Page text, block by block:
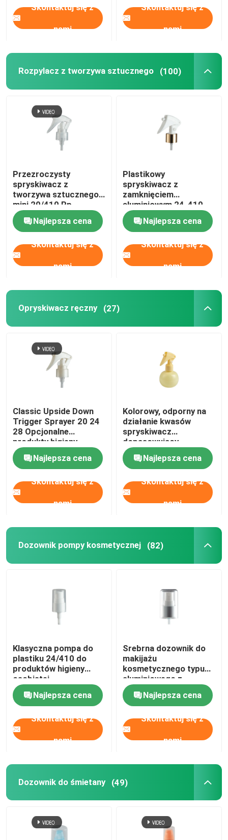
Produkty
O nas
Wycieczka po fabryce
Aktualności
Opryskiwacz ręczny
Dozownik pompy kosmetycznej
Dozownik do śmietany
Trigger Pump Sprayer
Perfumy Pump Sprayer
Pompa z tworzywa sztucznego balsamu
Skontaktuj się z
nami
Skontaktuj się z
nami
Rozpylacz z tworzywa sztucznego (100)
Przezroczysty
spryskiwacz z
tworzywa sztucznego
mini 20/410 Pp
Surowiec
Najlepsza cena
Skontaktuj się z
nami
Plastikowy
spryskiwacz z
zamknięciem
aluminiowym 24-410
do pakowania
kosmetyków
Najlepsza cena
Skontaktuj się z
nami
Opryskiwacz ręczny (27)
Classic Upside Down
Trigger Sprayer 20 24
28 Opcjonalne
produkty higieny
osobistej
Najlepsza cena
Skontaktuj się z
nami
Kolorowy, odporny na
działanie kwasów
spryskiwacz
dopasowujący
kolorowe sferyczne
butelki dla zwierząt
Najlepsza cena
Skontaktuj się z
nami
Dozownik pompy kosmetycznej (82)
Klasyczna pompa do
plastiku 24/410 do
produktów higieny
osobistej
Najlepsza cena
Skontaktuj się z
nami
Srebrna dozownik do
makijażu
kosmetycznego typu
aluminiowego z
materiałem AS Full Cap
Najlepsza cena
Skontaktuj się z
nami
Dozownik do śmietany (49)